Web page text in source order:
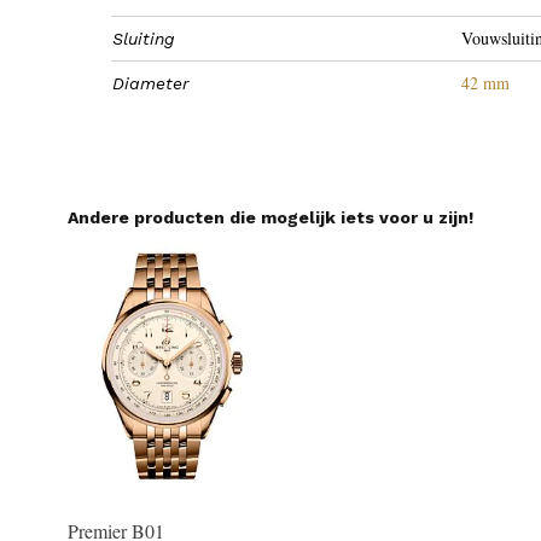
Sluiting
Diameter 42 mm
Andere producten die mogelijk iets voor u zijn!
Premier B01